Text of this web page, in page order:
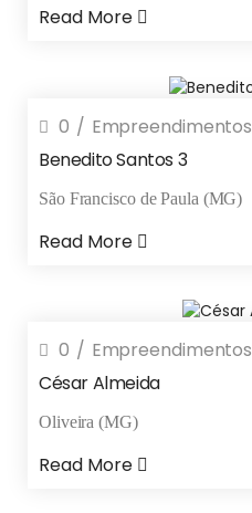
Read More
0
Empreendimentos
Benedito Santos 3
São Francisco de Paula (MG)
Read More
0
Empreendimentos
César Almeida
Oliveira (MG)
Read More